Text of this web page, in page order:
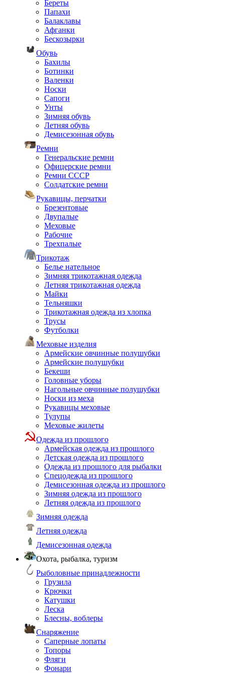
Береты
Папахи
Балаклавы
Афганки
Бескозырки
Обувь
Бахилы
Ботинки
Валенки
Носки
Сапоги
Унты
Зимняя обувь
Летняя обувь
Демисезонная обувь
Ремни
Генеральские ремни
Офицерские ремни
Ремни СССР
Солдатские ремни
Рукавицы, перчатки
Брезентовые
Двупалые
Меховые
Рабочие
Трехпалые
Трикотаж
Белье нательное
Зимняя трикотажная одежда
Летняя трикотажная одежда
Майки
Тельняшки
Трикотажная одежда из хлопка
Трусы
Футболки
Меховые изделия
Армейские овчинные полушубки
Армейские полушубки
Бекеши
Головные уборы
Нагольные овчинные полушубки
Носки из меха
Рукавицы меховые
Тулупы
Меховые жилеты
Одежда из прошлого
Армейская одежда из прошлого
Детская одежда из прошлого
Одежда из прошлого для рыбалки
Спецодежда из прошлого
Демисезонная одежда из прошлого
Зимняя одежда из прошлого
Летняя одежда из прошлого
Зимняя одежда
Летняя одежда
Демисезонная одежда
Охота, рыбалка, туризм
Рыболовные принадлежности
Грузила
Крючки
Катушки
Леска
Блесны, воблеры
Снаряжение
Саперные лопаты
Топоры
Фляги
Фонари